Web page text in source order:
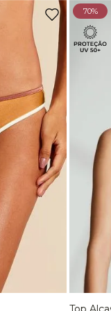
70%
Top Comfort
Top Comfort
Top Alças Finas
Top Bojo